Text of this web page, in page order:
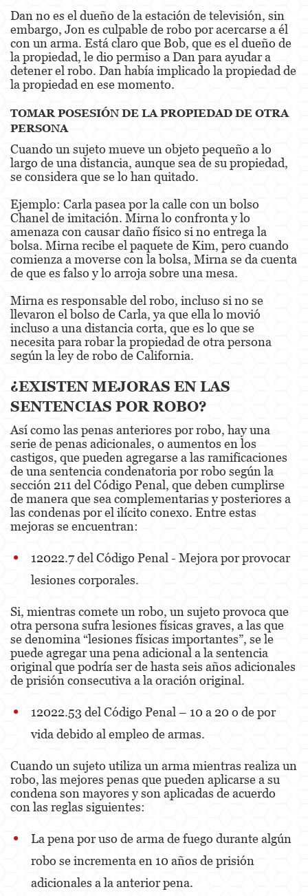
Venganza con Pornografía
Violación de una Orden de Restricción
Juvenile
Juvenile Three Strikes Law
Assault and Battery
Assault
Assault With Caustic Chemicals or Flammable
Substances
Assault With A Deadly Weapon
Battery
Battery on a Peace Officer
Battery Or Corporal Injury On A Spouse
Battery with Serious Bodily Injury
Assault On A Public Official
Domestic Violence
Child Abuse
Child Abduction
Child Endangerment
Child Neglect
Corporal Injury
Criminal Threats
Domestic Battery
Elder Abuse
Emergency Protective Order
Posting Harmful Information on the Internet
Revenge Porn
Stalking
Driving Crimes
Carjacking
Dan no es el dueño de la estación de televisión, sin
embargo, Jon es culpable de robo por acercarse a él
con un arma. Está claro que Bob, que es el dueño de
la propiedad, le dio permiso a Dan para ayudar a
detener el robo. Dan había implicado la propiedad de
la propiedad en ese momento.
TOMAR POSESIÓN DE LA PROPIEDAD DE OTRA
PERSONA
Cuando un sujeto mueve un objeto pequeño a lo
largo de una distancia, aunque sea de su propiedad,
se considera que se lo han quitado.
Ejemplo: Carla pasea por la calle con un bolso
Chanel de imitación. Mirna lo confronta y lo
amenaza con causar daño físico si no entrega la
bolsa. Mirna recibe el paquete de Kim, pero cuando
comienza a moverse con la bolsa, Mirna se da cuenta
de que es falso y lo arroja sobre una mesa.
Mirna es responsable del robo, incluso si no se
llevaron el bolso de Carla, ya que ella lo movió
incluso a una distancia corta, que es lo que se
necesita para robar la propiedad de otra persona
según la ley de robo de California.
¿EXISTEN MEJORAS EN LAS
SENTENCIAS POR ROBO?
Así como las penas anteriores por robo, hay una
serie de penas adicionales, o aumentos en los
castigos, que pueden agregarse a las ramificaciones
de una sentencia condenatoria por robo según la
sección 211 del Código Penal, que deben cumplirse
de manera que sea complementarias y posteriores a
las condenas por el ilícito conexo. Entre estas
mejoras se encuentran:
12022.7 del Código Penal - Mejora por provocar
lesiones corporales.
Si, mientras comete un robo, un sujeto provoca que
otra persona sufra lesiones físicas graves, a las que
se denomina “lesiones físicas importantes”, se le
puede agregar una pena adicional a la sentencia
original que podría ser de hasta seis años adicionales
de prisión consecutiva a la oración original.
12022.53 del Código Penal – 10 a 20 o de por
vida debido al empleo de armas.
Cuando un sujeto utiliza un arma mientras realiza un
robo, las mejores penas que pueden aplicarse a su
condena son mayores y son aplicadas de acuerdo
con las reglas siguientes:
La pena por uso de arma de fuego durante algún
robo se incrementa en 10 años de prisión
adicionales a la anterior pena.